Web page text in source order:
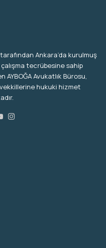
Ankara’da kurulmuş
tecrübesine sahip
Avukatlık Bürosu,
hukuki hizmet
YouTube